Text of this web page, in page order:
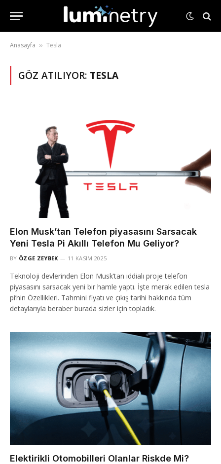
Anasayfa » Tesla
GÖZ ATILIYOR: TESLA
Elon Musk’tan Telefon piyasasını Sarsacak
Yeni Tesla Pi Akıllı Telefon Mu Geliyor?
BY ÖZGE ZEYBEK 11 KASIM 2025
Teknoloji devlerinden Elon Musk’tan iddialı proje telefon
piyasasını sarsacak yeni bir hamle yaptı. İşte merak edilen tesla
pi’nin Özellikleri. Tahmini fiyatı ve çıkış tarihi hakkında tüm
detaylarıyla beraber burada sizler için topladık.
Elektirikli Otomobilleri Olanlar Riskde Mi?